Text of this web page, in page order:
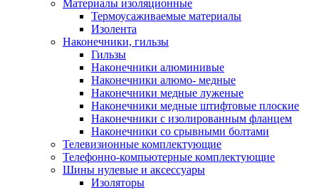
Материалы изоляционные
Термоусаживаемые матeриалы
Изолента
Наконечники, гильзы
Гильзы
Наконечники алюминивые
Наконечники алюмо- медные
Наконечники медные луженые
Наконечники медные штифтовые плоские
Наконечники с изолированным фланцем
Наконечники со срывными болтами
Телевизионные комплектующие
Телефонно-компьютерные комплектующие
Шины нулевые и аксессуары
Изоляторы